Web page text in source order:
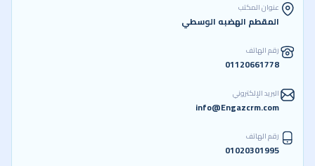
عنوان المكتب
المقطم الهضبه الوسطي
رقم الهاتف
01120661778
البريد الإلكتروني
info@Engazcrm.com
رقم الهاتف
01020301995